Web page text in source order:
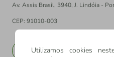
Av. Assis Brasil, 3940, J. Lindóia -
CEP: 91010-003
EN
Utilizamos cookies